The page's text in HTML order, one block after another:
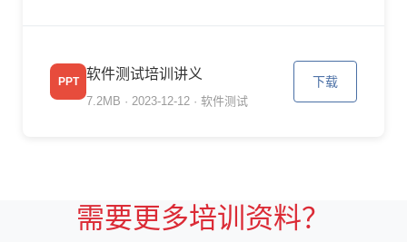
PPT 软件测试培训讲义
7.2MB · 2023-12-12 · 软件测试
下载
需要更多培训资料？